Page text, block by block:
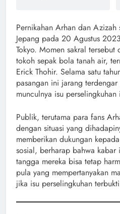
Pernikahan Arhan dan
Jepang pada 20 Agustus
Tokyo. Momen sakral
tokoh sepak bola tanah air,
Erick Thohir. Selama satu
pasangan ini jarang
munculnya isu perselingkuhan
Publik, terutama para fans
dengan situasi yang
memberikan dukungan
sosial, berharap bahwa
tangga mereka bisa tetap
pula yang mempertanyakan
jika isu perselingkuhan